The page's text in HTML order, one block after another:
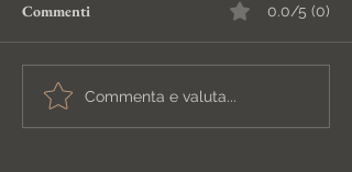
Commenti 0.0/5 (0)
Commenta e valuta...